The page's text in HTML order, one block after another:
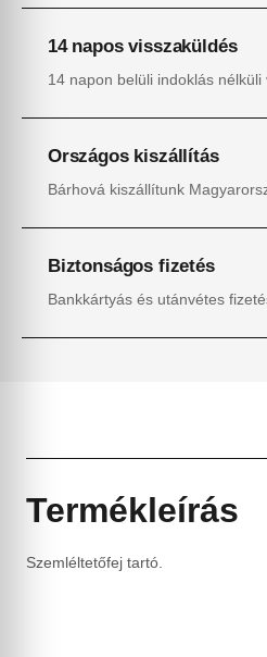
14 napos visszaküldés
14 napon belüli indoklás nélküli
Országos kiszállítás
Bárhová kiszállítunk
Biztonságos fizetés
Bankkártyás és utánvétes
Termékleírás
Szemléltetőfej tartó.